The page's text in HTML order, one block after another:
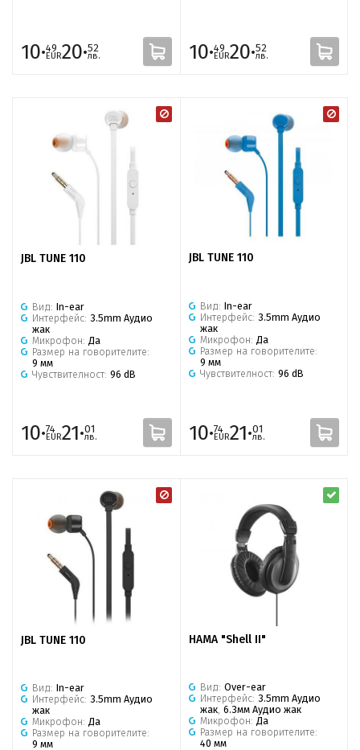
10·49
EUR20·52
лв. 10·49
EUR20·52
лв.
JBL TUNE 110
Вид: In-ear
Интерфейс: 3.5mm Аудио
жак
Микрофон: Да
Размер на говорителите:
9 мм
Чувствителност: 96 dB
10·74
EUR21·01
лв.
JBL TUNE 110
Вид: In-ear
Интерфейс: 3.5mm Аудио
жак
Микрофон: Да
Размер на говорителите:
9 мм
Чувствителност: 96 dB
10·74
EUR21·01
лв.
JBL TUNE 110
Вид: In-ear
Интерфейс: 3.5mm Аудио
жак
Микрофон: Да
Размер на говорителите:
9 мм
HAMA "Shell II"
Вид: Over-ear
Интерфейс: 3.5mm Аудио
жак, 6.3мм Аудио жак
Микрофон: Да
Размер на говорителите:
40 мм